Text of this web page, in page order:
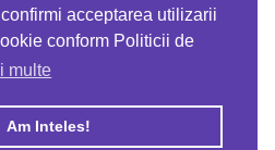
acceptarea utilizarii
conform Politicii de
multe
Am Inteles!
S.R.L
comandă folosind codul
acum